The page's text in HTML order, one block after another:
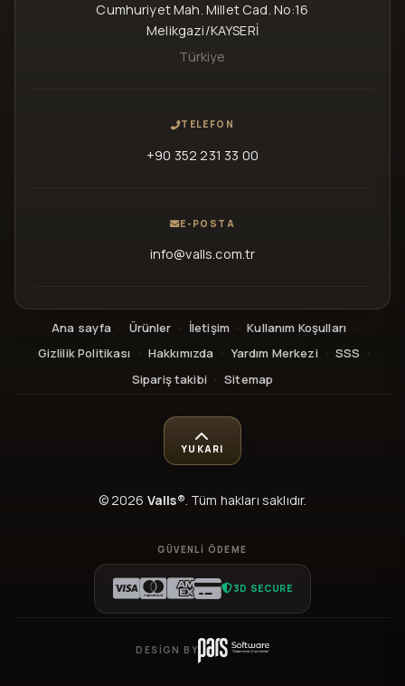
Cumhuriyet Mah. Millet Cad. No:16
Melikgazi/KAYSERİ
Türkiye
TELEFON
+90 352 231 33 00
E-POSTA
info@valls.com.tr
Ana sayfa · Ürünler · İletişim · Kullanım Koşulları ·
Gizlilik Politikası
· Hakkımızda · Yardım Merkezi · SSS ·
Sipariş takibi · Sitemap
© 2026 Valls®. Tüm hakları saklıdır.
YUKARI
GÜVENLI ÖDEME
3D SECURE
DESIGN BY